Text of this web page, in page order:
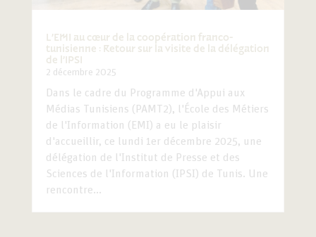
L’EMI au cœur de la coopération franco-
tunisienne : Retour sur la visite de la délégation
de l’IPSI
2 décembre 2025
Dans le cadre du Programme d'Appui aux
Médias Tunisiens (PAMT2), l'École des Métiers
de l'Information (EMI) a eu le plaisir
d'accueillir, ce lundi 1er décembre 2025, une
délégation de l'Institut de Presse et des
Sciences de l'Information (IPSI) de Tunis. Une
rencontre...